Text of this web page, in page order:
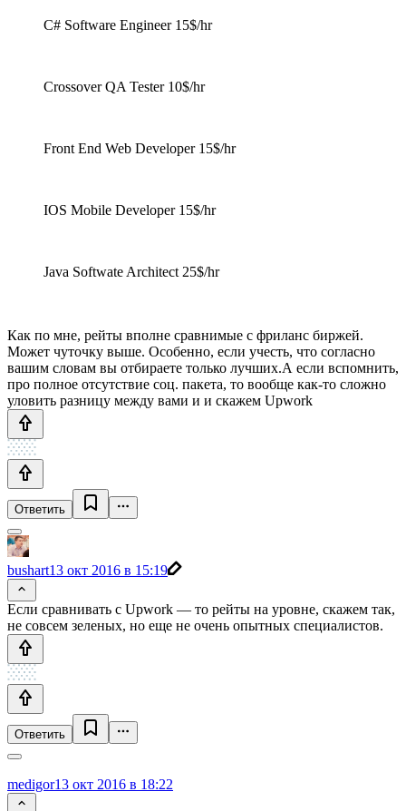
C# Software Engineer 15$/hr
Crossover QA Tester 10$/hr
Front End Web Developer 15$/hr
IOS Mobile Developer 15$/hr
Java Softwate Architect 25$/hr
Как по мне, рейты вполне сравнимые с фриланс биржей.
Может чуточку выше. Особенно, если учесть, что согласно
вашим словам вы отбираете только лучших.А если вспомнить,
про полное отсутствие соц. пакета, то вообще как-то сложно
уловить разницу между вами и и скажем Upwork
Ответить
bushart13 окт 2016 в 15:19
Если сравнивать с Upwork — то рейты на уровне, скажем так,
не совсем зеленых, но еще не очень опытных специалистов.
Ответить
medigor13 окт 2016 в 18:22